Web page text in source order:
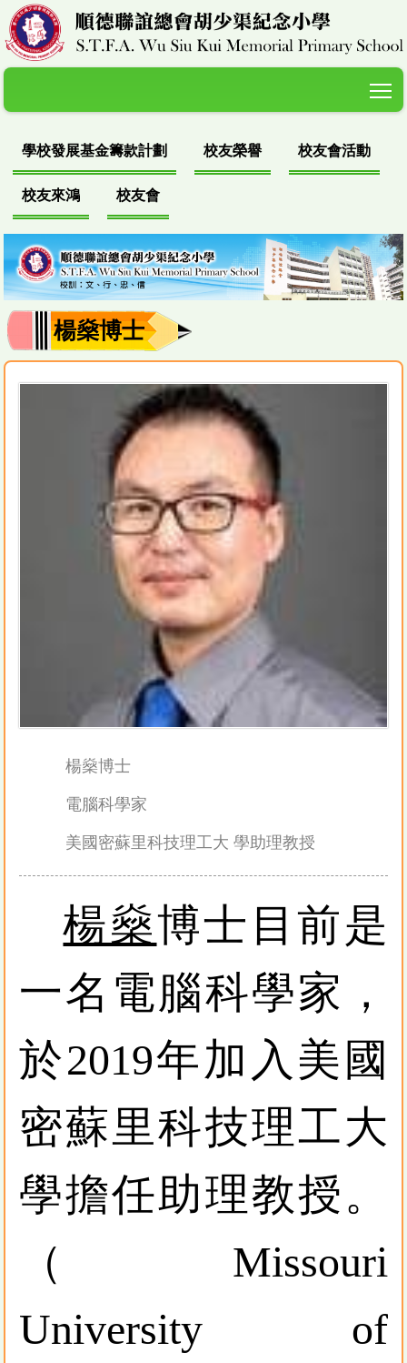
學校發展基金籌款計劃 校友榮譽 校友會活動
校友來鴻 校友會
楊燊博士
楊燊博士
電腦科學家
美國密蘇里科技理工大 學助理教授
楊燊博士目前是
一名電腦科學家，
於2019年加入美國
密蘇里科技理工大
學擔任助理教授。
（Missouri
University of